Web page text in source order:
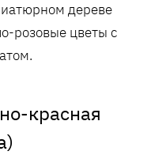
дереве
розовые цветы с
красная